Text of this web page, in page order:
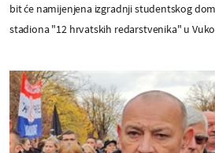
bit će namijenjena izgradnji studentskog
stadiona "12 hrvatskih redarstvenika" u